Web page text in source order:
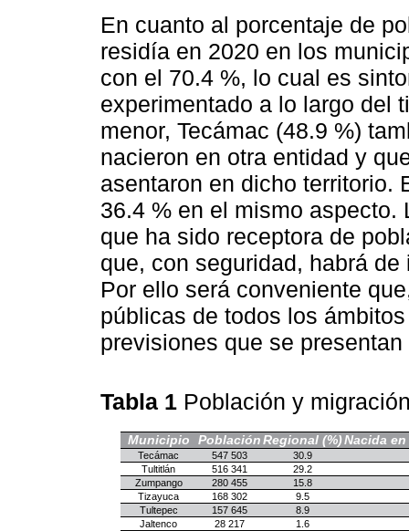
En cuanto al porcentaje de
residía en 2020 en los
con el 70.4 %, lo cual es
experimentado a lo largo del
menor, Tecámac (48.9 %)
nacieron en otra entidad y
asentaron en dicho territorio.
36.4 % en el mismo
que ha sido receptora de
que, con seguridad, habrá
Por ello será conveniente
públicas de todos los
previsiones que se
Tabla 1 Población y
Municipio Población Regional (%) Nacida
Tecámac 547 503
30.9
Tultitlán
516 341
29.2
Zumpango
280 455
15.8
Tizayuca
168 302
9.5
Tultepec
157 645
8.9
Jaltenco
28 217
1.6